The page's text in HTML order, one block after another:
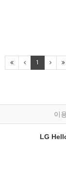
1
이
LG